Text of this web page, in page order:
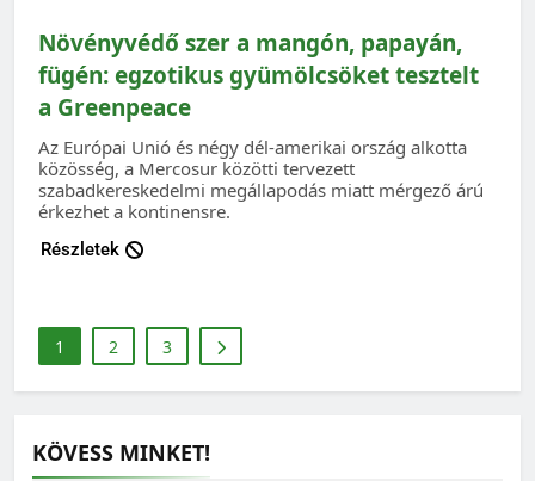
Növényvédő szer a mangón, papayán,
fügén: egzotikus gyümölcsöket tesztelt
a Greenpeace
Az Európai Unió és négy dél-amerikai ország alkotta
közösség, a Mercosur közötti tervezett
szabadkereskedelmi megállapodás miatt mérgező árú
érkezhet a kontinensre.
Részletek
1 2 3
KÖVESS MINKET!